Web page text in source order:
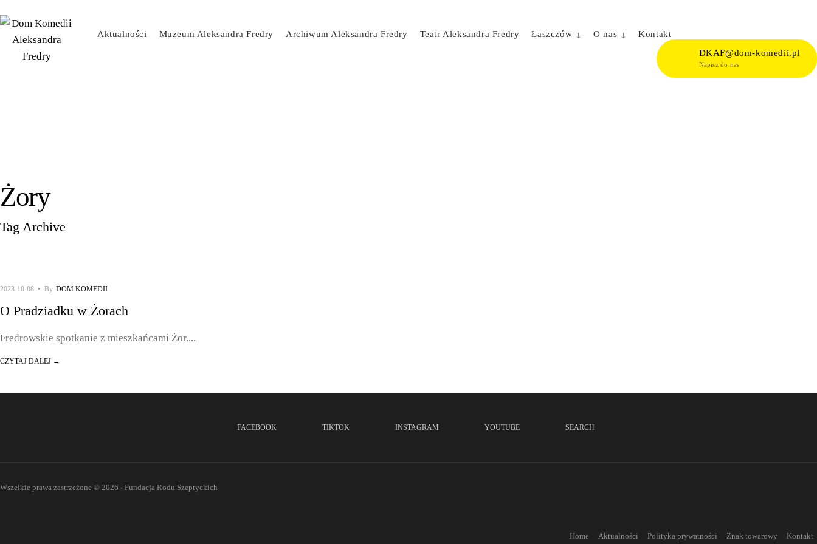
to
content
Aktualności Muzeum Aleksandra Fredry Archiwum Aleksandra Fredry Teatr Aleksandra Fredry Łaszczów O nas
Kontakt
DKAF@dom-komedii.pl
Napisz do nas
Żory
Tag Archive
2023-10-08 • By DOM KOMEDII
O Pradziadku w Żorach
Fredrowskie spotkanie z mieszkańcami Żor....
CZYTAJ DALEJ →
FACEBOOK TIKTOK INSTAGRAM YOUTUBE SEARCH
Wszelkie prawa zastrzeżone © 2026 - Fundacja Rodu Szeptyckich
Home Aktualności Polityka prywatności Znak towarowy Kontakt